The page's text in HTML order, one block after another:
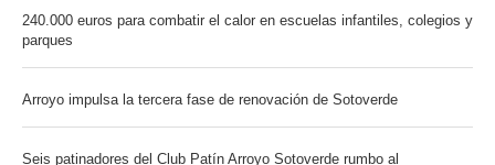
240.000 euros para combatir el calor en escuelas infantiles, colegios y
parques
Arroyo impulsa la tercera fase de renovación de Sotoverde
Seis patinadores del Club Patín Arroyo Sotoverde rumbo al